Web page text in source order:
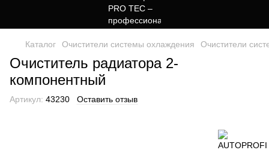
Каталог Очистители системы охлаждения Очистители
Очиститель радиатора 2-
компонентный
Артикул: 43230 Оставить отзыв